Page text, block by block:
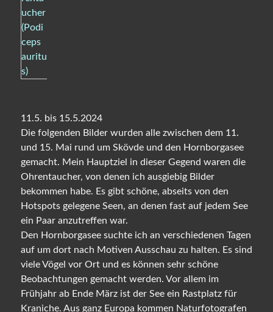
11.5. bis 15.5.2024
Die folgenden Bilder wurden alle zwischen dem 11.
und 15. Mai rund um Skövde und den Hornborgasee
gemacht. Mein Hauptziel in dieser Gegend waren die
Ohrentaucher, von denen ich ausgiebig Bilder
bekommen habe. Es gibt schöne, abseits von den
Hotspots gelegene Seen, an denen fast auf jedem See
ein Paar anzutreffen war.
Den Hornborgasee suchte ich an verschiedenen Tagen
auf um dort nach Motiven Ausschau zu halten. Es sind
viele Vögel vor Ort und es können sehr schöne
Beobachtungen gemacht werden. Vor allem im
Frühjahr ab Ende März ist der See ein Rastplatz für
Kraniche. Aus ganz Europa kommen Naturfotografen